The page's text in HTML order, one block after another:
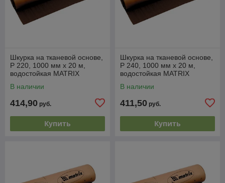
Шкурка на тканевой основе,
P 220, 1000 мм х 20 м,
водостойкая MATRIX
В наличии
414,90 руб.
Купить
Шкурка на тканевой основе,
P 240, 1000 мм х 20 м,
водостойкая MATRIX
В наличии
411,50 руб.
Купить